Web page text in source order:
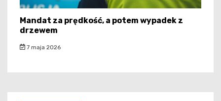
Mandat za prędkość, a potem wypadek z
drzewem
7 maja 2026